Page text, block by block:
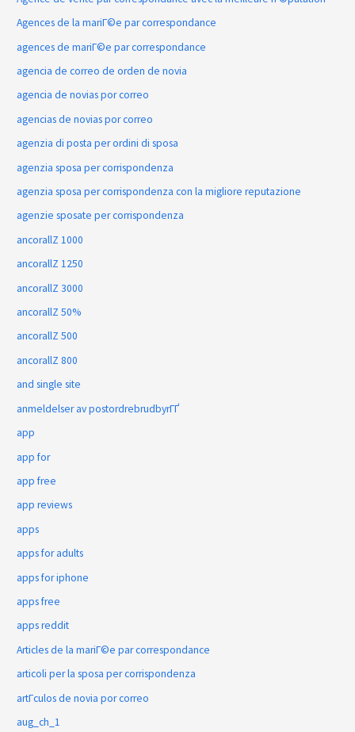
Agences de la mariГ©e par correspondance
agences de mariГ©e par correspondance
agencia de correo de orden de novia
agencia de novias por correo
agencias de novias por correo
agenzia di posta per ordini di sposa
agenzia sposa per corrispondenza
agenzia sposa per corrispondenza con la migliore reputazione
agenzie sposate per corrispondenza
ancorallZ 1000
ancorallZ 1250
ancorallZ 3000
ancorallZ 50%
ancorallZ 500
ancorallZ 800
and single site
anmeldelser av postordrebrudbyrГҐ
app
app for
app free
app reviews
apps
apps for adults
apps for iphone
apps free
apps reddit
Articles de la mariГ©e par correspondance
articoli per la sposa per corrispondenza
artГ­culos de novia por correo
aug_ch_1